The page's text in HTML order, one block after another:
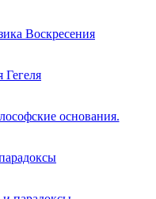
Воскресения
основания.